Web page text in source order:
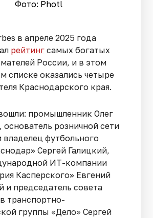
Фото: Photl
в апреле 2025 года
рейтинг самых богатых
России, и в этом
списке оказались четыре
Краснодарского края.
промышленник Олег
основатель розничной сети
владелец футбольного
Сергей Галицкий,
ИТ-компании
Касперского» Евгений
и председатель совета
транспортно-
группы «Дело» Сергей